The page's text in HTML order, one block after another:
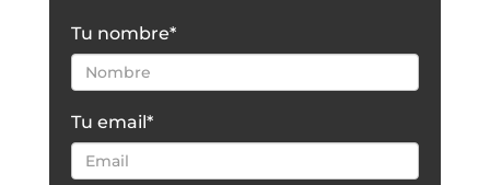
Tu nombre*
Tu email*